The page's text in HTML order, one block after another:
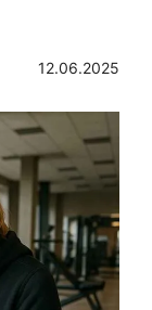
12.06.2025